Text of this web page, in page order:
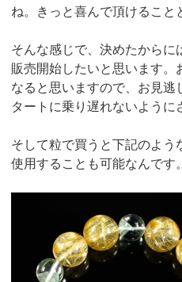
ね。きっと喜んで頂けること
そんな感じで、決めたからに
販売開始したいと思います。
なると思いますので、お見逃
タートに乗り遅れないように
そして粒で買うと下記のよう
使用することも可能なんです。